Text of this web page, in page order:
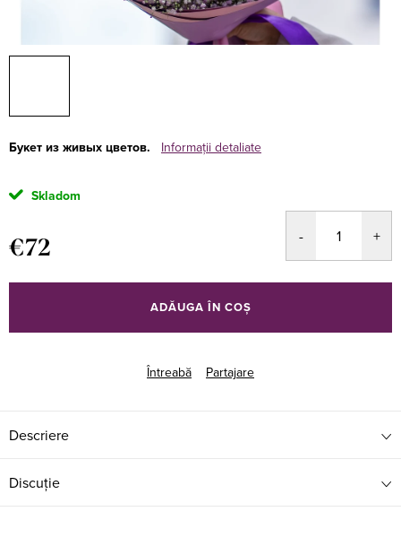
Букет из живых цветов. Informaţii detaliate
Skladom
€72
preţ:
ADĂUGA ÎN COŞ
Întreabă Partajare
Descriere
Discuţie